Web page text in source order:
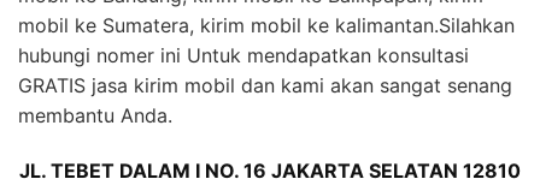
mobil ke Sumatera, kirim mobil ke kalimantan.Silahkan
hubungi nomer ini Untuk mendapatkan konsultasi
GRATIS jasa kirim mobil dan kami akan sangat senang
membantu Anda.
JL. TEBET DALAM I NO. 16 JAKARTA SELATAN 12810